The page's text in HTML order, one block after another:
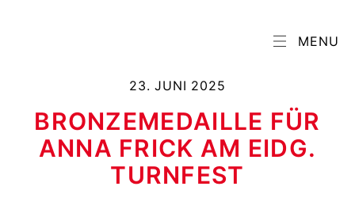
MENU
23. JUNI 2025
BRONZEMEDAILLE FÜR
ANNA FRICK AM EIDG.
TURNFEST